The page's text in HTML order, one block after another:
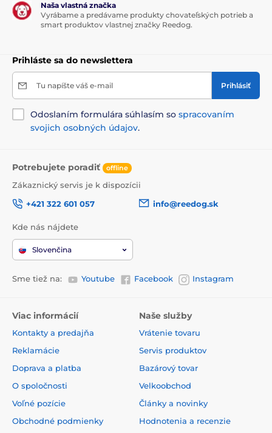
Naša vlastná značka
Vyrábame a predávame produkty chovateľských potrieb a
smart produktov vlastnej značky Reedog.
Prihláste sa do newslettera
Tu napíšte váš e-mail Prihlásiť
Odoslaním formulára súhlasím so spracovaním
svojich osobných údajov.
Potrebujete poradiť offline
Zákaznický servis je k dispozícii
+421 322 601 057
info@reedog.sk
Kde nás nájdete
Slovenčina
Sme tiež na: Youtube Facebook Instagram
Viac informácií
Kontakty a predajňa
Reklamácie
Doprava a platba
O spoločnosti
Voľné pozície
Obchodné podmienky
Naše služby
Vrátenie tovaru
Servis produktov
Bazárový tovar
Velkoobchod
Články a novinky
Hodnotenia a recenzie